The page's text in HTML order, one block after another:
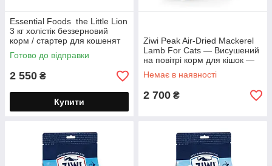
Essential Foods the Little Lion
3 кг холістік беззерновий
корм / стартер для кошенят
усіх порід
Готово до відправки
2 550 ₴
Купити
Ziwi Peak Air-Dried Mackerel
Lamb For Cats — Висушений
на повітрі корм для кішок —
Макрель і Ягня 400 г
Немає в наявності
2 700 ₴